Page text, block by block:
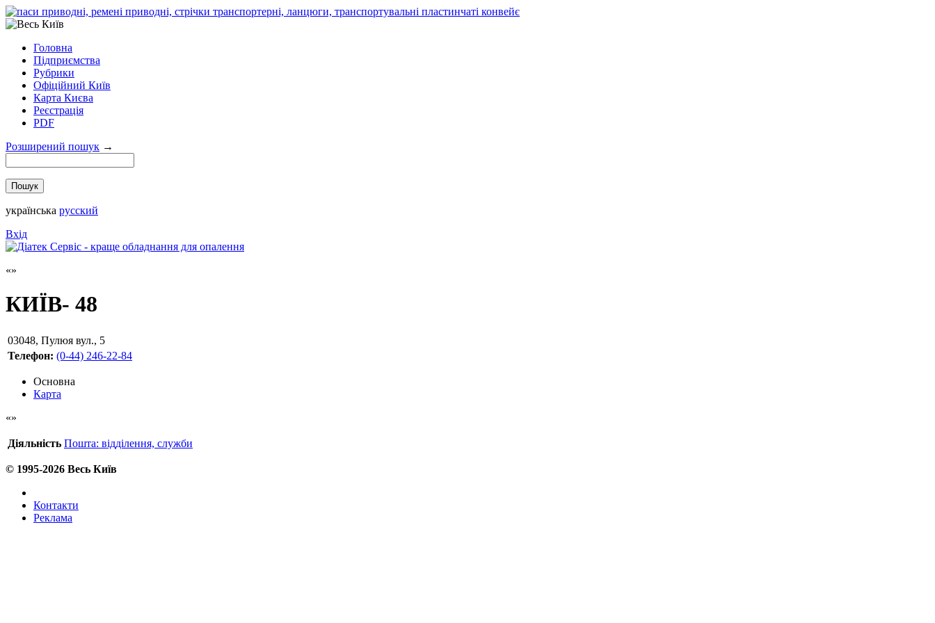
Головна
Підприємства
Рубрики
Офіційний Київ
Карта Києва
Реєстрація
PDF
Розширений пошук →
українська русский
Вхід
КИЇВ- 48
03048, Пулюя вул., 5
Телефон: (0-44) 246-22-84
Основна
Карта
Діяльність Пошта: відділення, служби
© 1995-2026 Весь Київ
Контакти
Реклама